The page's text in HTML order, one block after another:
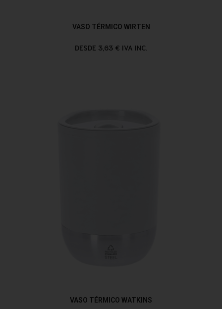
VASO TÉRMICO WIRTEN
DESDE 3,63 € IVA INC.
VASO TÉRMICO WATKINS